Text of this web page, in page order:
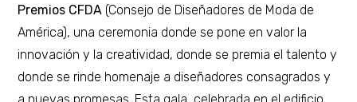
Premios CFDA (Consejo de Diseñadores de Moda de
América), una ceremonia donde se pone en valor la
innovación y la creatividad, donde se premia el talento y
donde se rinde homenaje a diseñadores consagrados y
a nuevas promesas. Esta gala, celebrada en el edificio